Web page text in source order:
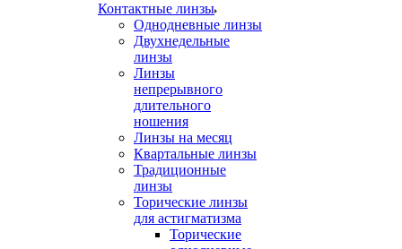
Контактные линзы
Однодневные линзы
Двухнедельные
линзы
Линзы
непрерывного
длительного
ношения
Линзы на месяц
Квартальные линзы
Традиционные
линзы
Торические линзы
для астигматизма
Торические